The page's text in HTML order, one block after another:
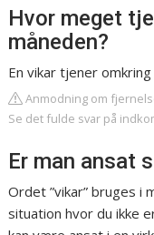
Hvor meget
måneden?
En vikar tjener
Anmodning om
Se det fulde svar på
Er man ansat
Ordet ”vikar” bruges i
situation hvor du ikke